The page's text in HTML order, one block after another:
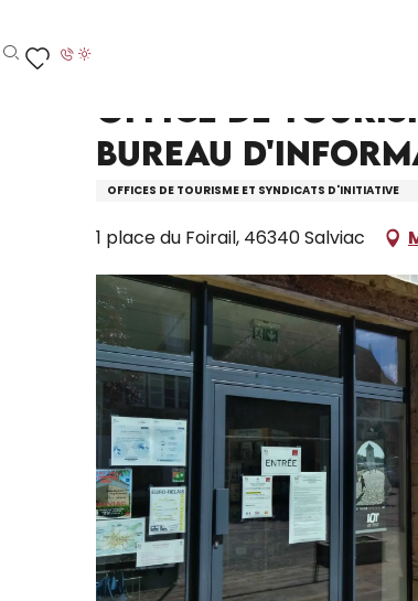
au
contenu
Recherche
Office de
Bureau
OFFICES DE TOURISME ET SYNDICATS D'INITIATIVE
1 place du Foirail, 46340 Salviac